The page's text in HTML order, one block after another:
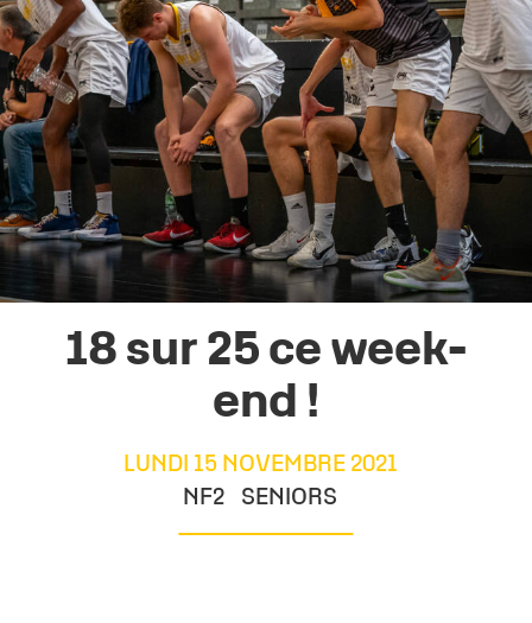
18 sur 25 ce week-
end !
LUNDI 15 NOVEMBRE 2021
NF2
SENIORS